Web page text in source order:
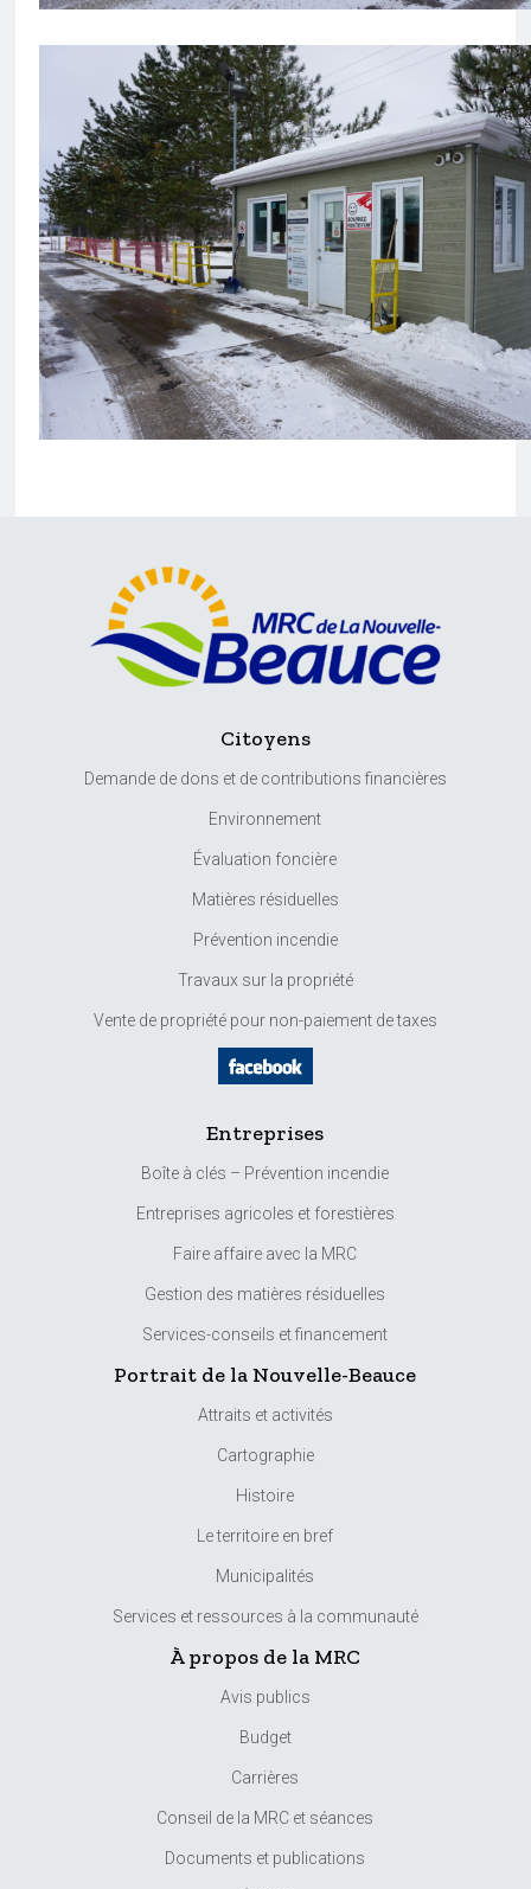
Citoyens
Demande de dons et de contributions financières
Environnement
Évaluation foncière
Matières résiduelles
Prévention incendie
Travaux sur la propriété
Vente de propriété pour non-paiement de taxes
Entreprises
Boîte à clés – Prévention incendie
Entreprises agricoles et forestières
Faire affaire avec la MRC
Gestion des matières résiduelles
Services-conseils et financement
Portrait de la Nouvelle-Beauce
Attraits et activités
Cartographie
Histoire
Le territoire en bref
Municipalités
Services et ressources à la communauté
À propos de la MRC
Avis publics
Budget
Carrières
Conseil de la MRC et séances
Documents et publications